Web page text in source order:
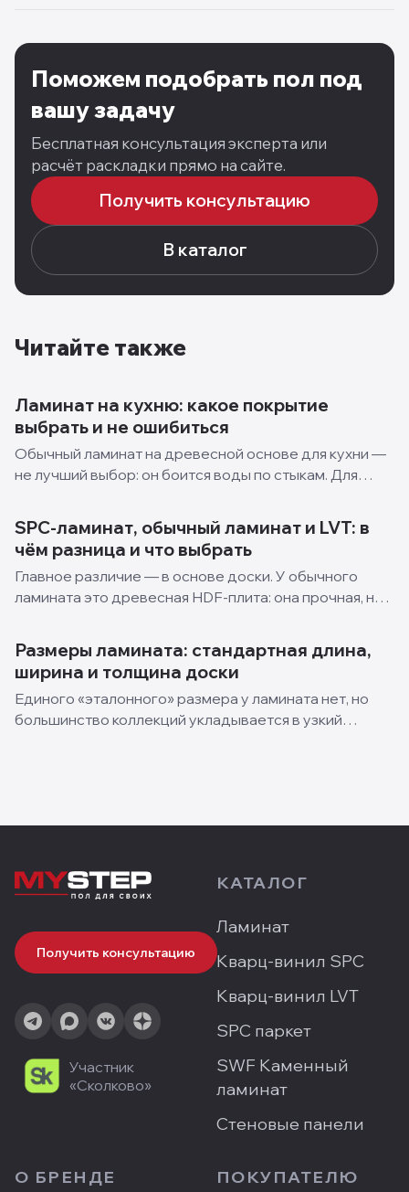
Поможем подобрать пол под
вашу задачу
Бесплатная консультация эксперта или
расчёт раскладки прямо на сайте.
Получить консультацию
В каталог
Читайте также
Ламинат на кухню: какое покрытие
выбрать и не ошибиться
Обычный ламинат на древесной основе для кухни —
не лучший выбор: он боится воды по стыкам. Для
кварц-винил (SPC) или каменный ламинат. У них
минеральная основа, которая не разбухает от влаги.
Оптимальный класс износостойкости — 33.
SPC-ламинат, обычный ламинат и LVT: в
чём разница и что выбрать
Главное различие — в основе доски. У обычного
ламината это древесная HDF-плита: она прочная, но
каменно-полимерный сердечник (карбонат кальция +
ПВХ), он полностью водостойкий и стабильнее к…
Размеры ламината: стандартная длина,
ширина и толщина доски
Единого «эталонного» размера у ламината нет, но
большинство коллекций укладывается в узкий
Получить консультацию
Участник
«Сколково»
КАТАЛОГ
Ламинат
Кварц-винил SPC
Кварц-винил LVT
SPC паркет
SWF Каменный
ламинат
Стеновые панели
О БРЕНДЕ ПОКУПАТЕЛЮ